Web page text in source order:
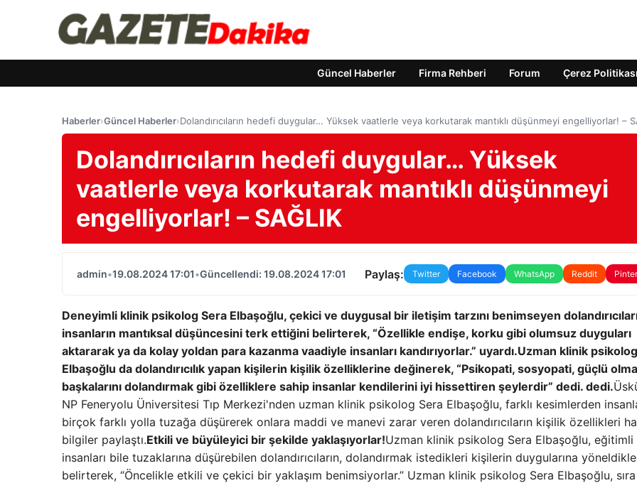
Güncel Haberler Firma Rehberi Forum Çerez Politikası
Haberler›Güncel Haberler›Dolandırıcıların hedefi duygular… Yüksek vaatlerle veya korkutarak mantıklı düşünmeyi engelliyorlar! –
Dolandırıcıların hedefi duygular… Yüksek
vaatlerle veya korkutarak mantıklı düşünmeyi
engelliyorlar! – SAĞLIK
admin•19.08.2024 17:01•Güncellendi: 19.08.2024 17:01 Paylaş: Twitter Facebook WhatsApp Reddit
Deneyimli klinik psikolog Sera Elbaşoğlu, çekici ve duygusal bir iletişim tarzını benimseyen
insanların mantıksal düşüncesini terk ettiğini belirterek, “Özellikle endişe, korku gibi olumsuz duyguları
aktararak ya da kolay yoldan para kazanma vaadiyle insanları kandırıyorlar.” uyardı.Uzman klinik
Elbaşoğlu da dolandırıcılık yapan kişilerin kişilik özelliklerine değinerek, “Psikopati, sosyopati, güçlü
başkalarını dolandırmak gibi özelliklere sahip insanlar kendilerini iyi hissettiren şeylerdir” dedi. dedi.
NP Feneryolu Üniversitesi Tıp Merkezi'nden uzman klinik psikolog Sera Elbaşoğlu, farklı kesimlerden
birçok farklı yolla tuzağa düşürerek onlara maddi ve manevi zarar veren dolandırıcıların kişilik özellikleri
bilgiler paylaştı.Etkili ve büyüleyici bir şekilde yaklaşıyorlar!Uzman klinik psikolog Sera Elbaşoğlu, eğitimli
insanları bile tuzaklarına düşürebilen dolandırıcıların, dolandırmak istedikleri kişilerin duygularına
belirterek, “Öncelikle etkili ve çekici bir yaklaşım benimsiyorlar.” Uzman klinik psikolog Sera Elbaşoğlu, sıra